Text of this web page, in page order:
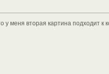
меня вторая картина подходит к